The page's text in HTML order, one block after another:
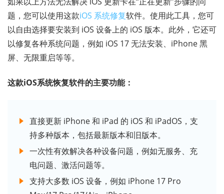
题，您可以使用这款iOS 系统修复软件。使用此工具，您可
以自由选择要安装到 iOS 设备上的 iOS 版本。此外，它还可
以修复各种系统问题，例如 iOS 17 无法安装、iPhone 黑
屏、无限重启等等。
这款iOS系统恢复软件的主要功能：
直接更新 iPhone 和 iPad 的 iOS 和 iPadOS，支
持多种版本，包括最新版本和旧版本。
一次性有效解决各种设备问题，例如无服务、充
电问题、激活问题等。
支持大多数 iOS 设备，例如 iPhone 17 Pro